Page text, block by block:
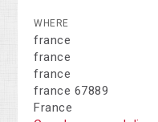
WHERE
france
france
france
france 67889
France